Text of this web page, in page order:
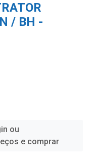
/ BH -
ou
e comprar